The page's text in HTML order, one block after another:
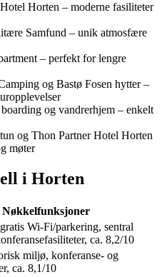
Horten – moderne fasiliteter
Samfund – unik atmosfære
– perfekt for lengre
og Bastø Fosen hytter –
og vandrerhjem – enkelt
og Thon Partner Hotel Horten
møter
i Horten
Nøkkelfunksjoner
Wi‑Fi/parkering, sentral
ca. 8,2/10
miljø, konferanse- og
ca. 8,1/10